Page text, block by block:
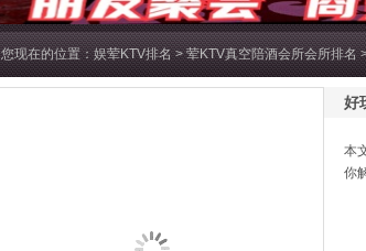
您现在的位置：娱荤KTV排名>荤KTV真空陪酒会所会所排名
好
本
你